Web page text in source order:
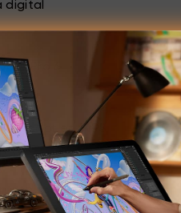
digital
Pro 6
en WPS
presión prolongada en